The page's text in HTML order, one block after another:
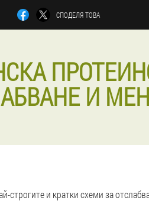
СПОДЕЛЯ ТОВА
И
строгите и кратки схеми за